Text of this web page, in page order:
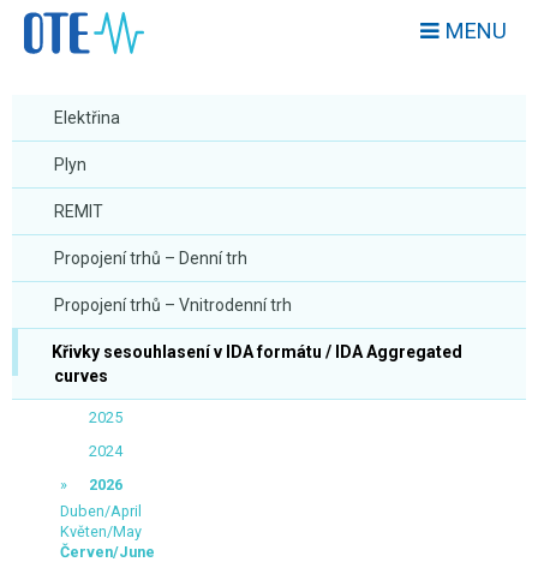
MENU
Elektřina
Plyn
REMIT
Propojení trhů – Denní trh
Propojení trhů – Vnitrodenní trh
Křivky sesouhlasení v IDA formátu / IDA Aggregated
curves
2025
2024
2026
Duben/April
Květen/May
Červen/June